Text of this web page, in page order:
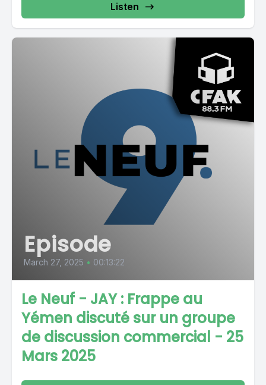
Listen
Episode
March 27, 2025 • 00:13:22
Le Neuf - JAY : Frappe au
Yémen discuté sur un groupe
de discussion commercial - 25
Mars 2025